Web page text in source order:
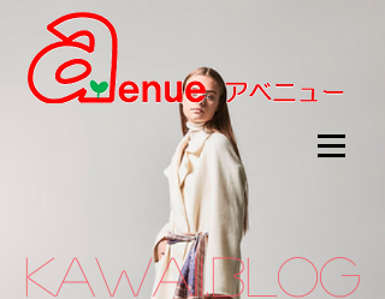
kawaii.BLOG